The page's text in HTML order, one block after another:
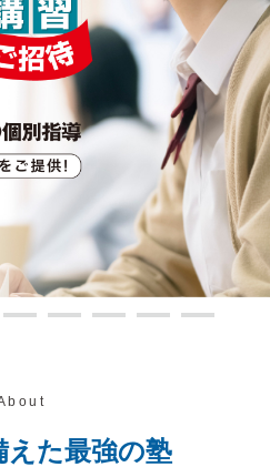
た最強の塾